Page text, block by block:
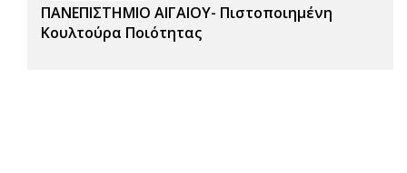
ΠΑΝΕΠΙΣΤΗΜΙΟ ΑΙΓΑΙΟΥ- Πιστοποιημένη
Κουλτούρα Ποιότητας